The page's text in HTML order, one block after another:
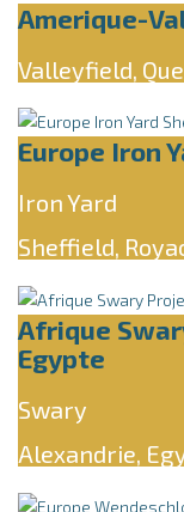
Amerique-
Valleyfield,
Europe Iron
Iron Yard
Sheffield,
Afrique
Egypte
Swary
Alexandrie,